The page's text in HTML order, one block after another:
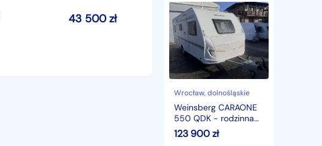
43 500zł
Weinsberg
CARAONE
550
QDK
-
rodzinna
przyczepa
z
DUŻĄ
KUCHNIĄ
Wrocław, dolnośląskie
Weinsberg CARAONE
550 QDK - rodzinna
przyczepa z DUŻĄ
KUCHNIĄ
123 900zł